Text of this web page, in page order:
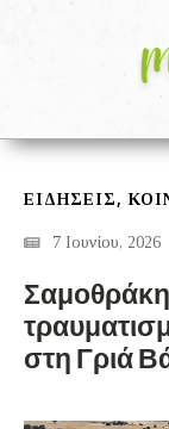
ΕΙΔΗΣΕΙΣ ,
7 Ιουνίου, 2026
στη Γριά